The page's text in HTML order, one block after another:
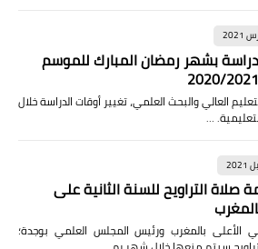
بشهر رمضان المبارك للموسم
العالي والبحث العلمي، تغيير أوقات الدراسة خلال
…
صلاة التراويح للسنة الثانية على
بالمغرب ورئيس المجلس العلمي بوجدة؛